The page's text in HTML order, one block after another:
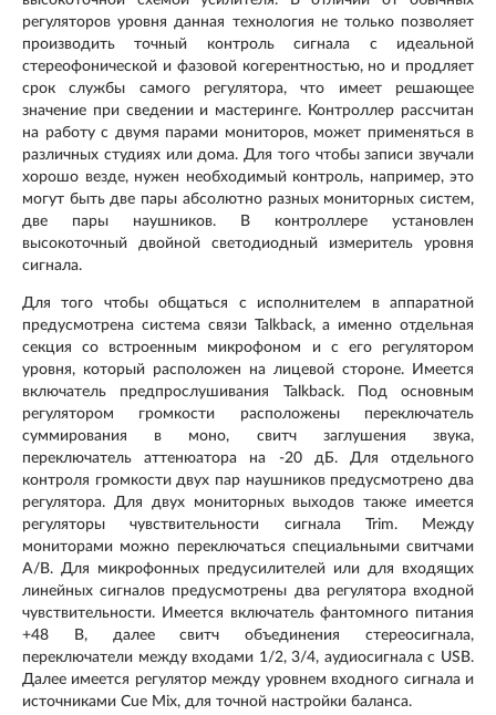
регуляторов уровня данная технология не только позволяет
производить точный контроль сигнала с идеальной
стереофонической и фазовой когерентностью, но и продляет
срок службы самого регулятора, что имеет решающее
значение при сведении и мастеринге. Контроллер рассчитан
на работу с двумя парами мониторов, может применяться в
различных студиях или дома. Для того чтобы записи звучали
хорошо везде, нужен необходимый контроль, например, это
могут быть две пары абсолютно разных мониторных систем,
две пары наушников. В контроллере установлен
высокоточный двойной светодиодный измеритель уровня
сигнала.
Для того чтобы общаться с исполнителем в аппаратной
предусмотрена система связи Talkback, а именно отдельная
секция со встроенным микрофоном и с его регулятором
уровня, который расположен на лицевой стороне. Имеется
включатель предпрослушивания Talkback. Под основным
регулятором громкости расположены переключатель
суммирования в моно, свитч заглушения звука,
переключатель аттенюатора на -20 дБ. Для отдельного
контроля громкости двух пар наушников предусмотрено два
регулятора. Для двух мониторных выходов также имеется
регуляторы чувствительности сигнала Trim. Между
мониторами можно переключаться специальными свитчами
A/B. Для микрофонных предусилителей или для входящих
линейных сигналов предусмотрены два регулятора входной
чувствительности. Имеется включатель фантомного питания
+48 В, далее свитч объединения стереосигнала,
переключатели между входами 1/2, 3/4, аудиосигнала с USB.
Далее имеется регулятор между уровнем входного сигнала и
источниками Cue Mix, для точной настройки баланса.